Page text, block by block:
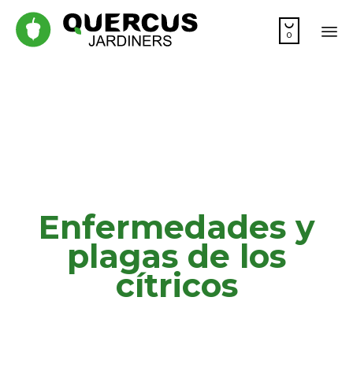

0
Enfermedades y
plagas de los
cítricos